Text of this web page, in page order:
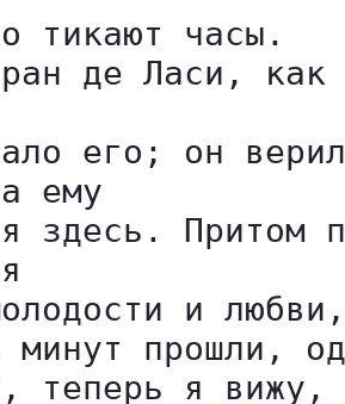
тикают часы.
де Ласи,
его; он
ему
здесь. Притом
и
минут прошли,
теперь я вижу,